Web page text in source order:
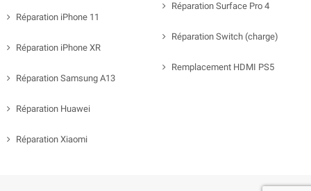
Réparation iPhone 11
Réparation iPhone XR
Réparation Samsung A13
Réparation Huawei
Réparation Xiaomi
Réparation Surface Pro 4
Réparation Switch (charge)
Remplacement HDMI PS5